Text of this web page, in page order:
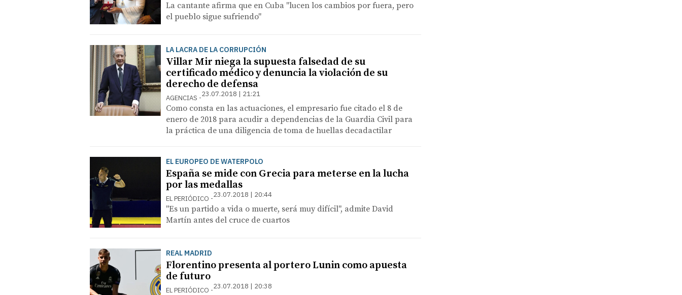
La cantante afirma que en Cuba "lucen los cambios por fuera, pero
el pueblo sigue sufriendo"
LA LACRA DE LA CORRUPCIÓN
Villar Mir niega la supuesta falsedad de su
certificado médico y denuncia la violación de su
derecho de defensa
AGENCIAS 23.07.2018 | 21:21
Como consta en las actuaciones, el empresario fue citado el 8 de
enero de 2018 para acudir a dependencias de la Guardia Civil para
la práctica de una diligencia de toma de huellas decadactilar
EL EUROPEO DE WATERPOLO
España se mide con Grecia para meterse en la lucha
por las medallas
EL PERIÓDICO 23.07.2018 | 20:44
"Es un partido a vida o muerte, será muy difícil", admite David
Martín antes del cruce de cuartos
REAL MADRID
Florentino presenta al portero Lunin como apuesta
de futuro
EL PERIÓDICO 23.07.2018 | 20:38